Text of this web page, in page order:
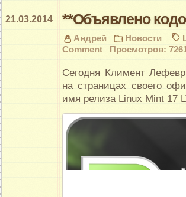
**Объявлено
21.03.2014
Андрей
Новости
Comment
Просмотров:
Сегодня Климент
на страницах своего
имя релиза Linux Mint 17